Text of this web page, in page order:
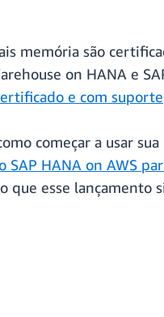
memória são
on HANA e
e com suporte
começar a usar
SAP HANA on AWS
que esse lançamento